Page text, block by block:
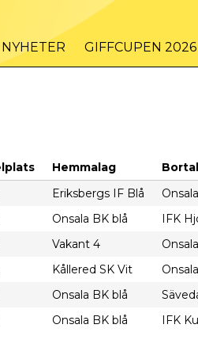
NYHETER GIFFCUPEN 2026
Hemmalag
Eriksbergs IF Blå
Onsala BK blå IFK
Vakant 4
Kållered SK Vit
Onsala BK blå
Onsala BK blå IFK